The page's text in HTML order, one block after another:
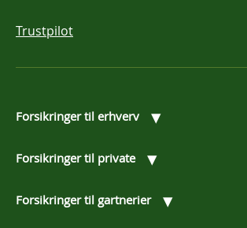
Trustpilot
Forsikringer til erhverv ▾
Forsikringer til private ▾
Forsikringer til gartnerier ▾